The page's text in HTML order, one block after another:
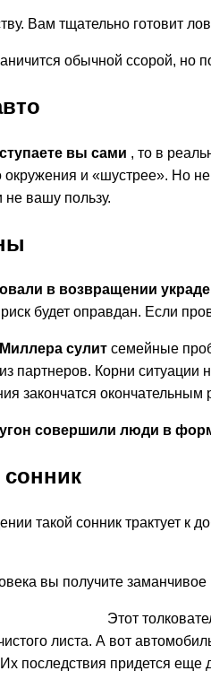
Вам тщательно готовит
обычной ссорой, но
вы сами , то в
окружения и «шустрее». Но
не вашу пользу.
в возвращении
будет оправдан. Если
сулит семейные
из партнеров. Корни
закончатся
угон совершили люди в
сонник
такой сонник трактует к
вы получите
Этот
листа. А вот
последствия придется еще